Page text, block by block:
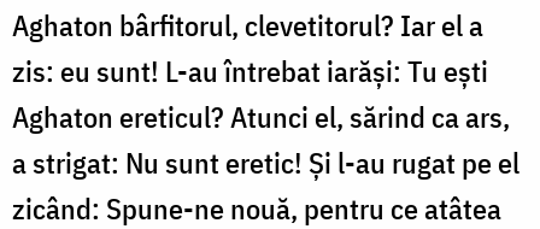
Aghaton bârfitorul, clevetitorul? Iar el a
zis: eu sunt! L-au întrebat iarăşi: Tu eşti
Aghaton ereticul? Atunci el, sărind ca ars,
a strigat: Nu sunt eretic! Şi l-au rugat pe el
zicând: Spune-ne nouă, pentru ce atâtea